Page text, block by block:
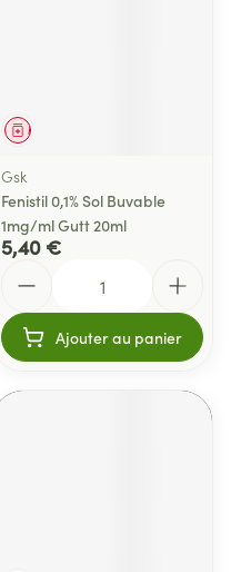
Médicament
Gsk
Fenistil 0,1% Sol Buvable
1mg/ml Gutt 20ml
5,40 €
Ajouter au panier